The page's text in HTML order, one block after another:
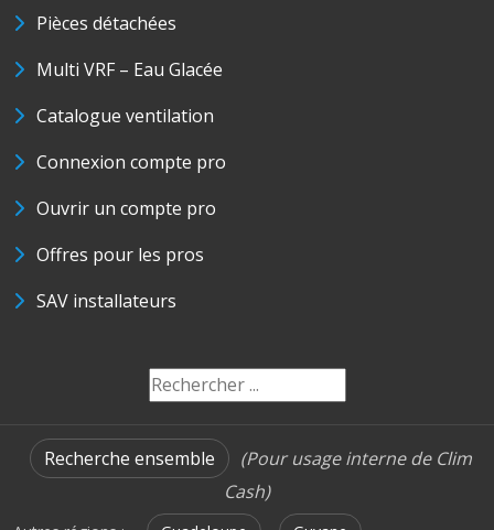
Pièces détachées
Multi VRF – Eau Glacée
Catalogue ventilation
Connexion compte pro
Ouvrir un compte pro
Offres pour les pros
SAV installateurs
Recherche ensemble
(Pour usage interne de Clim
Cash)